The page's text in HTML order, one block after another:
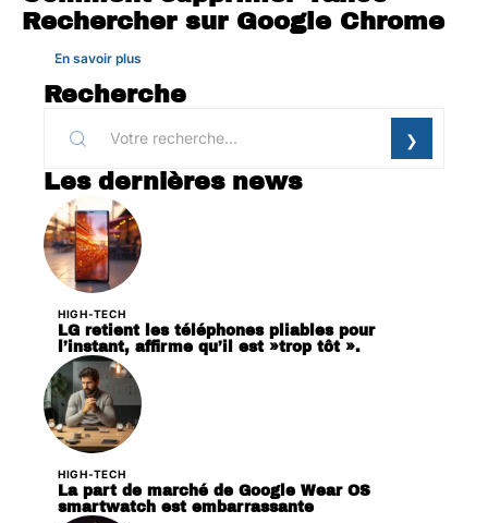
Rechercher sur Google Chrome
En savoir plus
Recherche
Les dernières news
HIGH-TECH
LG retient les téléphones pliables pour
l’instant, affirme qu’il est »trop tôt ».
HIGH-TECH
La part de marché de Google Wear OS
smartwatch est embarrassante